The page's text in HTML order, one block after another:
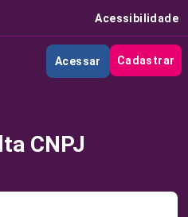
Acessibilidade
Acessar Cadastrar
CNPJ